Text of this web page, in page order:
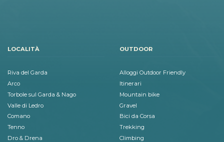
LOCALITÀ
Riva del Garda
Arco
Torbole sul Garda & Nago
Valle di Ledro
Comano
Tenno
Dro & Drena
OUTDOOR
Alloggi Outdoor Friendly
Itinerari
Mountain bike
Gravel
Bici da Corsa
Trekking
Climbing